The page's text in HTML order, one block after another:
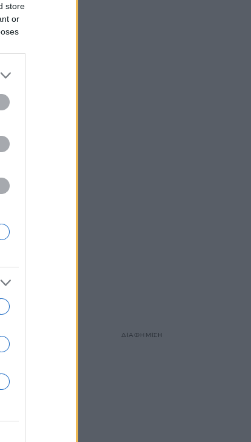
store
or
ΔΙΑΦΗΜΙΣΗ